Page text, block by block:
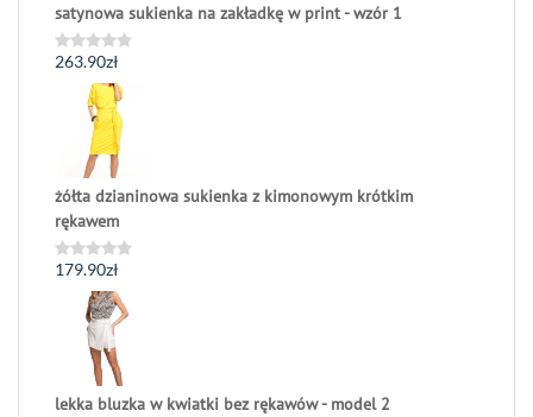
satynowa sukienka na zakładkę w print - wzór 1
Oceniono
263.90zł
żółta dzianinowa sukienka z kimonowym krótkim
rękawem
Oceniono
179.90zł
lekka bluzka w kwiatki bez rękawów - model 2